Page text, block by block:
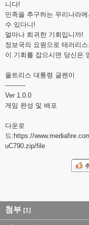
니다!
민족을 추구하는 우리나라
수 있다니!
얼마나 희귀한 기회입니까!
정보국의 요원으로 테러리
이 기회를 잡으시면 당신은
올트리스 대통령 글렌이
----------
Ver 1.0.0
게임 완성 및 배포
다운로
드: https://
uC790.zip/file
첨부 [1]